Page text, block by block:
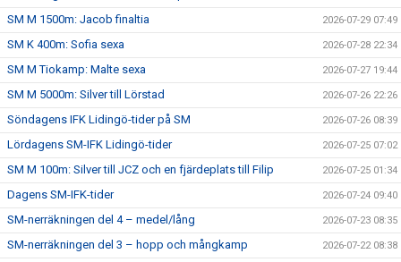
SM M 1500m: Jacob finaltia 2026-07-29 07:49
SM K 400m: Sofia sexa 2026-07-28 22:34
SM M Tiokamp: Malte sexa 2026-07-27 19:44
SM M 5000m: Silver till Lörstad 2026-07-26 22:26
Söndagens IFK Lidingö-tider på SM 2026-07-26 08:39
Lördagens SM-IFK Lidingö-tider 2026-07-25 07:02
SM M 100m: Silver till JCZ och en fjärdeplats till Filip 2026-07-25 01:34
Dagens SM-IFK-tider 2026-07-24 09:40
SM-nerräkningen del 4 – medel/lång 2026-07-23 08:35
SM-nerräkningen del 3 – hopp och mångkamp 2026-07-22 08:38